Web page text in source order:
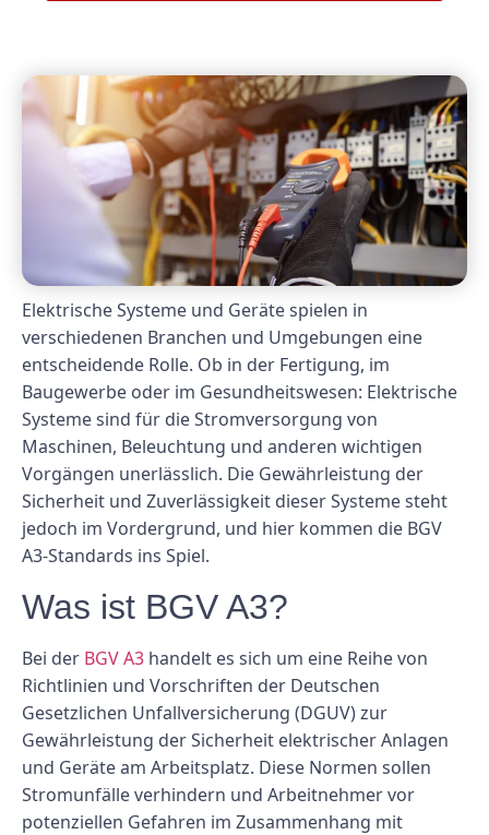
Elektrische Systeme und Geräte spielen in
verschiedenen Branchen und Umgebungen eine
entscheidende Rolle. Ob in der Fertigung, im
Baugewerbe oder im Gesundheitswesen: Elektrische
Systeme sind für die Stromversorgung von
Maschinen, Beleuchtung und anderen wichtigen
Vorgängen unerlässlich. Die Gewährleistung der
Sicherheit und Zuverlässigkeit dieser Systeme steht
jedoch im Vordergrund, und hier kommen die BGV
A3-Standards ins Spiel.
Was ist BGV A3?
Bei der BGV A3 handelt es sich um eine Reihe von
Richtlinien und Vorschriften der Deutschen
Gesetzlichen Unfallversicherung (DGUV) zur
Gewährleistung der Sicherheit elektrischer Anlagen
und Geräte am Arbeitsplatz. Diese Normen sollen
Stromunfälle verhindern und Arbeitnehmer vor
potenziellen Gefahren im Zusammenhang mit